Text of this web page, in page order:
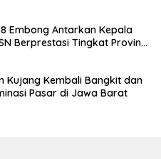
Embong Antarkan Kepala
Berprestasi Tingkat Provinsi
Kujang Kembali Bangkit dan
Pasar di Jawa Barat